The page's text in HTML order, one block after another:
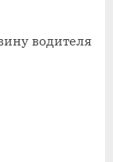
водителя